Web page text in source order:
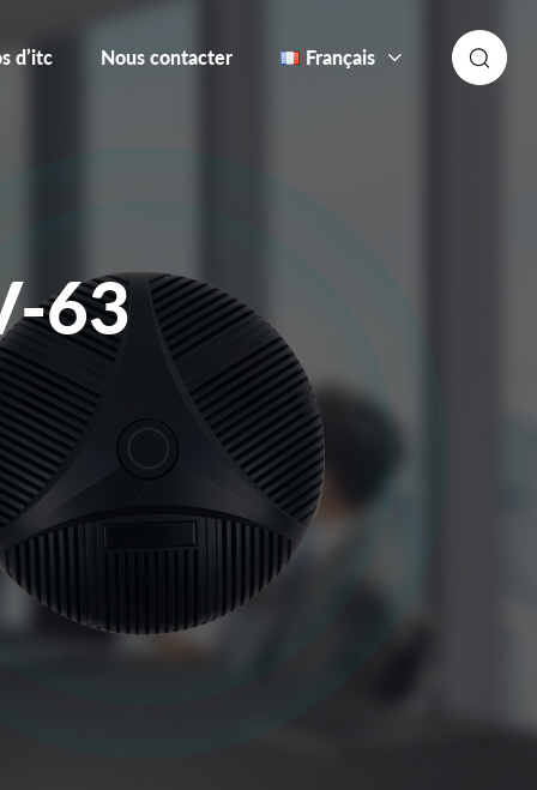
d’itc Nous contacter Français
63